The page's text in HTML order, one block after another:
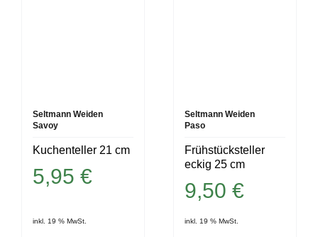
Seltmann Weiden
Savoy
Kuchenteller 21 cm
5,95 €
inkl. 19 % MwSt.
Seltmann Weiden
Paso
Frühstücksteller
eckig 25 cm
9,50€
inkl. 19 % MwSt.